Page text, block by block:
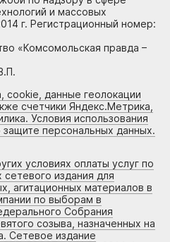
и массовых
г. Регистрационный номер:
«Комсомольская правда –
cookie, данные геолокации
счетчики Яндекс.Метрика,
Условия использования
персональных данных.
условиях оплаты услуг по
издания для
агитационных материалов в
по выборам в
Собрания
созыва, назначенных на
Сетевое издание